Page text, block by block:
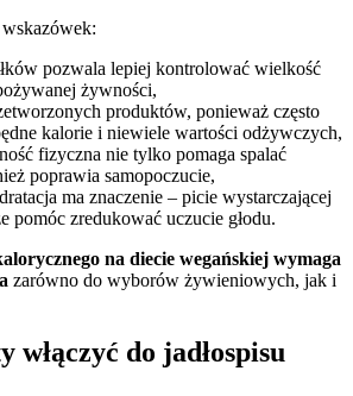
pozwala lepiej kontrolować wielkość
żywności,
produktów, ponieważ często
kalorie i niewiele wartości odżywczych,
fizyczna nie tylko pomaga spalać
poprawia samopoczucie,
ma znaczenie – picie wystarczającej
pomóc zredukować uczucie głodu.
na diecie wegańskiej wymaga
zarówno do wyborów żywieniowych, jak i
włączyć do jadłospisu